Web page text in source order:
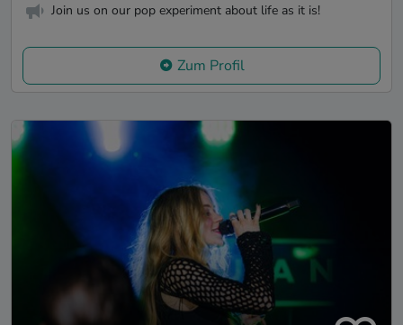
Join us on our pop experiment about life as it is!
Zum Profil